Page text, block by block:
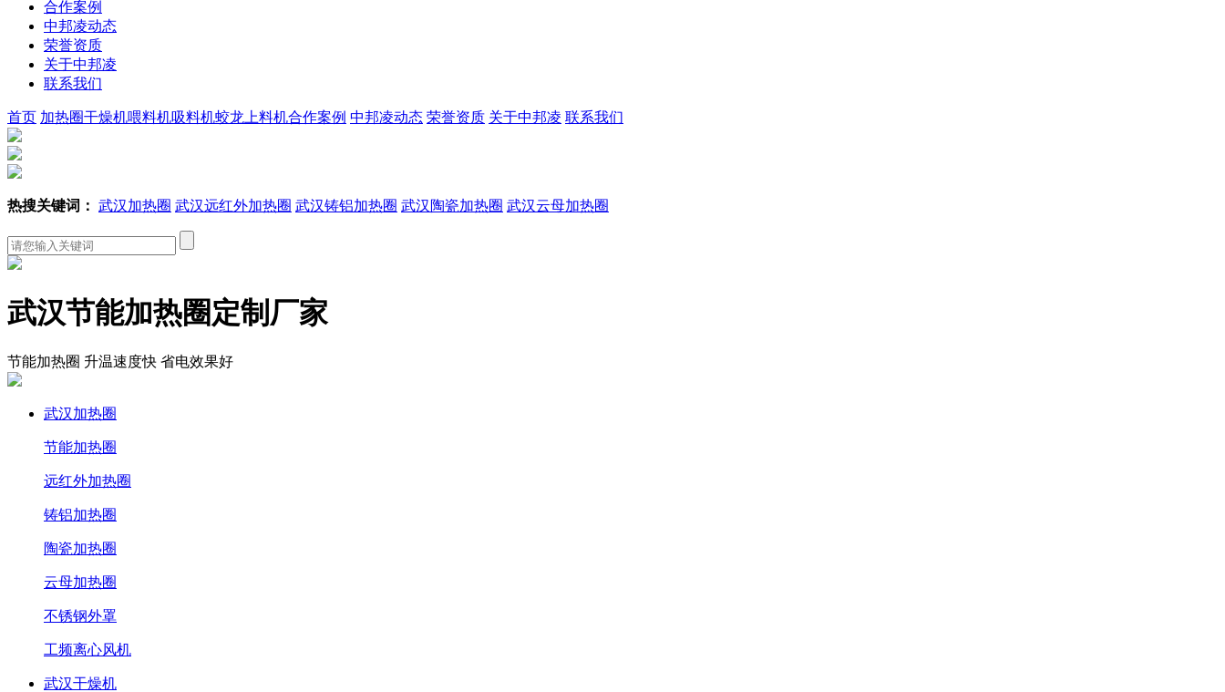
合作案例
中邦凌动态
荣誉资质
关于中邦凌
联系我们
首页 加热圈干燥机喂料机吸料机蛟龙上料机合作案例 中邦凌动态 荣誉资质 关于中邦凌 联系我们
热搜关键词： 武汉加热圈 武汉远红外加热圈 武汉铸铝加热圈 武汉陶瓷加热圈 武汉云母加热圈
武汉节能加热圈定制厂家
节能加热圈 升温速度快 省电效果好
武汉加热圈
节能加热圈
远红外加热圈
铸铝加热圈
陶瓷加热圈
云母加热圈
不锈钢外罩
工频离心风机
武汉干燥机